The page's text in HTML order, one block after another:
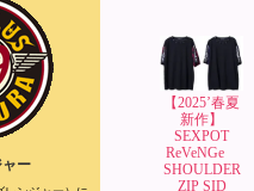
ャー
【2025’春夏
新作】
SEXPOT
ReVeNGe
SHOULDER
ZIP SID